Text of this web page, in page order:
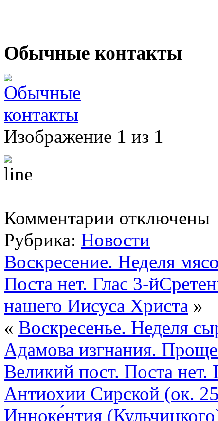
Обычные контакты
Изображение 1 из 1
Комментарии записи
благословению
Святейшего
Патриарха
Московского
и
всея
Руси
КИРИЛЛА
Синодальный
отдел
по
церковной
благотворительности
и
социальному
служению
совместно
Патриаршей
гуманитарной
миссией
отключены
Рубрика: Новости
Воскресение. Неделя
Поста нет. Глас 3-
нашего Иисуса Христа »
« Воскресенье. Неделя
Адамова изгнания.
Великий пост. Поста
Антиохии Сирской (ок.
Инноке́нтия